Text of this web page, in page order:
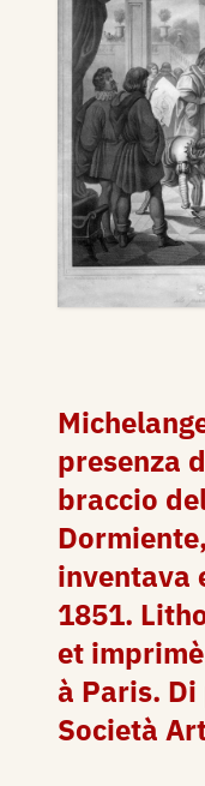
presenza
braccio
inventava
1851.
et
à Paris.
Società